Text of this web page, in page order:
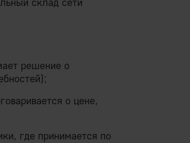
решение о
о цене,
где принимается по